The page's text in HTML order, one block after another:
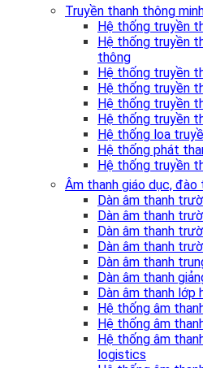
Truyền thanh thông
Hệ thống truyền
Hệ thống truyền
thông
Hệ thống truyền
Hệ thống truyền
Hệ thống truyền
Hệ thống truyền
Hệ thống loa
Hệ thống phát
Hệ thống truyền
Âm thanh giáo dục,
Dàn âm thanh
Dàn âm thanh
Dàn âm thanh
Dàn âm thanh
Dàn âm thanh
Dàn âm thanh
Dàn âm thanh lớp
Hệ thống âm
Hệ thống âm
Hệ thống âm
logistics